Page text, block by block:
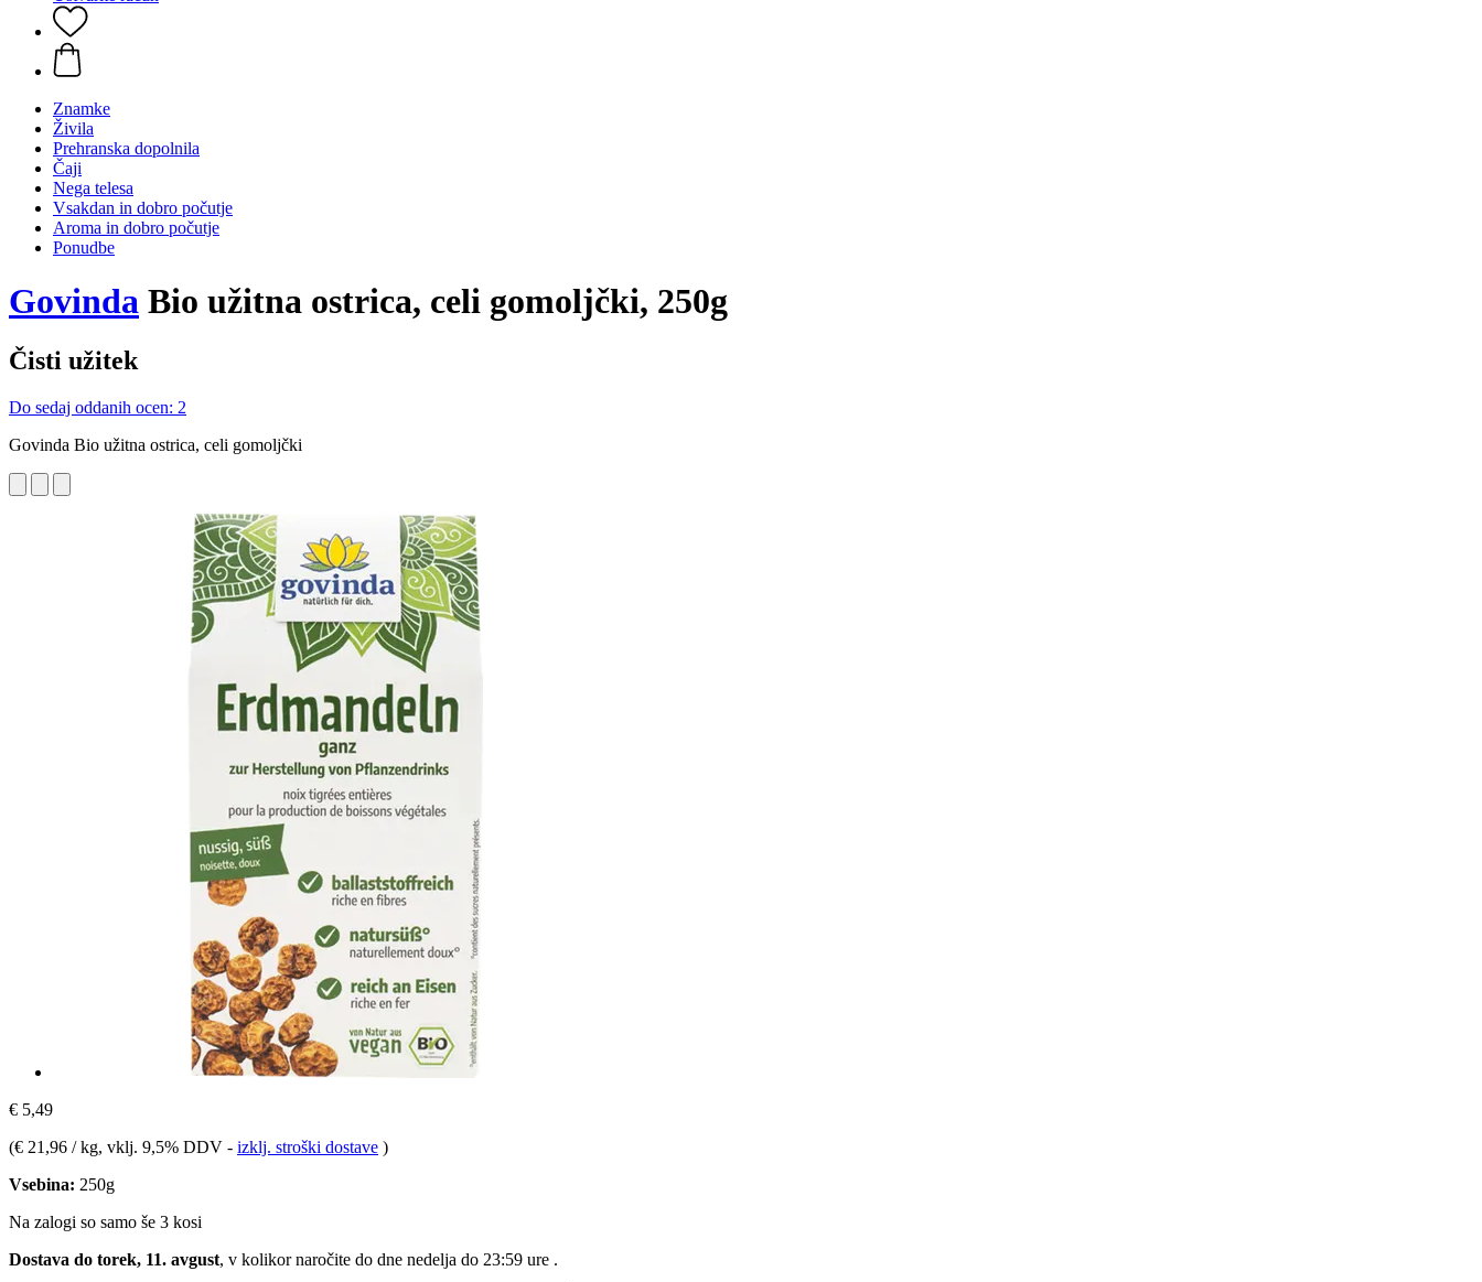
Znamke
Živila
Prehranska dopolnila
Čaji
Nega telesa
Vsakdan in dobro počutje
Aroma in dobro počutje
Ponudbe
Govinda Bio užitna ostrica, celi gomoljčki, 250g
Čisti užitek
Do sedaj oddanih ocen: 2
Govinda Bio užitna ostrica, celi gomoljčki
€ 5,49
(€ 21,96 / kg, vklj. 9,5% DDV - izklj. stroški dostave )
Vsebina: 250g
Na zalogi so samo še 3 kosi
Dostava do torek, 11. avgust, v kolikor naročite do dne nedelja do 23:59 ure .